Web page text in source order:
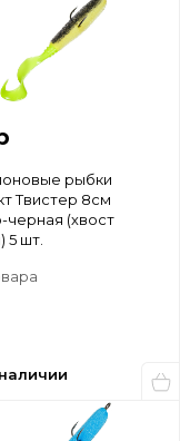
рыбки
Твистер 8см
(хвост
5 шт.